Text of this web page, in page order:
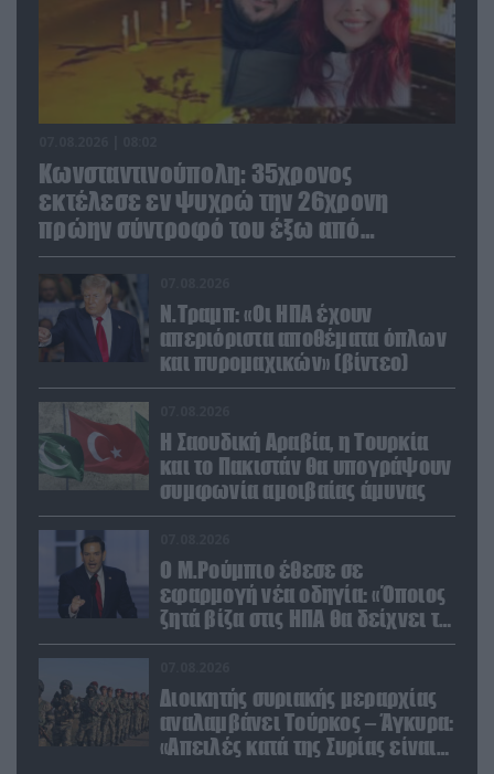
Κωνσταντινούπολη: 35χρονος
εκτέλεσε εν ψυχρώ την 26χρονη
πρώην σύντροφό του έξω από
φαρμακείο (βίντεο)
Ν.Τραμπ: «Οι ΗΠΑ έχουν
απεριόριστα αποθέματα όπλων
και πυρομαχικών» (βίντεο)
Η Σαουδική Αραβία, η Τουρκία
και το Πακιστάν θα υπογράψουν
συμφωνία αμοιβαίας άμυνας
Ο Μ.Ρούμπιο έθεσε σε
εφαρμογή νέα οδηγία: «Όποιος
ζητά βίζα στις ΗΠΑ θα δείχνει τα
social media – Τίποτα κρυφό»
Διοικητής συριακής μεραρχίας
αναλαμβάνει Τούρκος – Άγκυρα:
«Απειλές κατά της Συρίας είναι